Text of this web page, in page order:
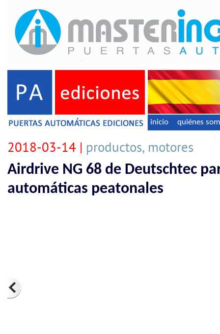
inicio quiénes
2018-03-14 | productos, motores
Airdrive NG 68 de Deutschtec
automáticas peatonales